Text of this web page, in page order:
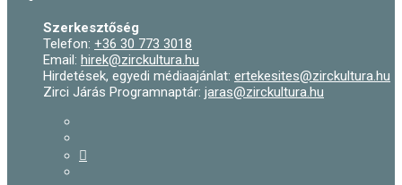
Szerkesztőség
Telefon: +36 30 773 3018
Email: hirek@zirckultura.hu
Hirdetések, egyedi médiaajánlat: ertekesites@zirckultura.hu
Zirci Járás Programnaptár: jaras@zirckultura.hu